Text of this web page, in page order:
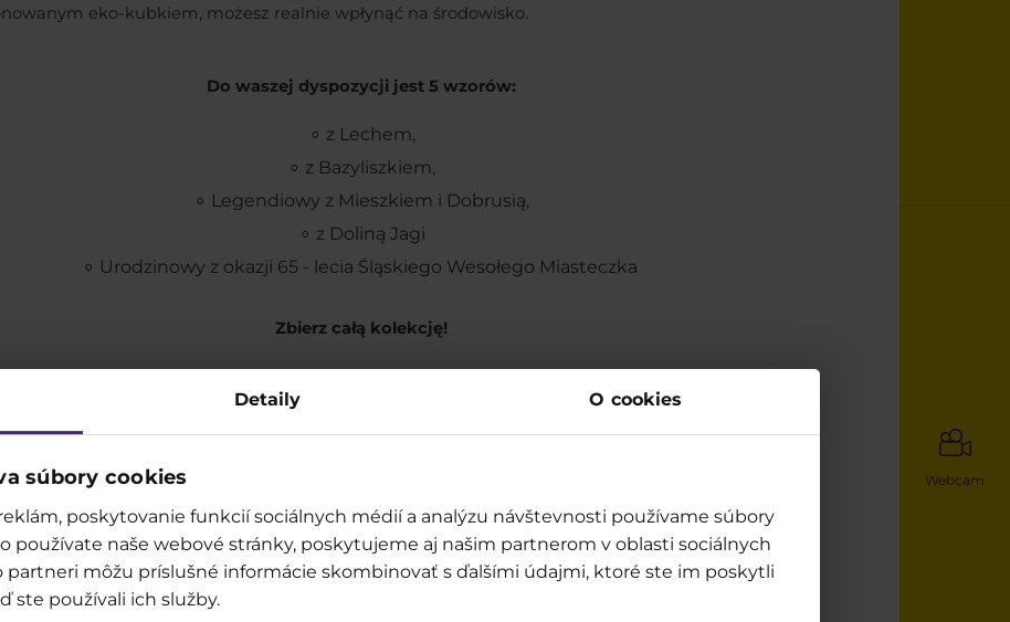
Detaily O cookies
súbory cookies
poskytovanie funkcií sociálnych médií a analýzu návštevnosti používame súbory
používate naše webové stránky, poskytujeme aj našim partnerom v oblasti sociálnych
partneri môžu príslušné informácie skombinovať s ďalšími údajmi, ktoré ste im poskytli
ste používali ich služby.
Webcam
eko-kubkiem, możesz realnie wpłynąć na środowisko.
Do waszej dyspozycji jest 5 wzorów:
z Lechem,
z Bazyliszkiem,
Legendiowy z Mieszkiem i Dobrusią,
z Doliną Jagi
Urodzinowy z okazji 65 - lecia Śląskiego Wesołego Miasteczka
Zbierz całą kolekcję!
EKO-KUBKI - jak to działa?
w posiadanie eko-kubka?
zrobić, aby zwrócono mi kaucję?